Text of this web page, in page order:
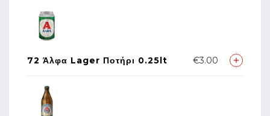
72 Άλφα Lager Ποτήρι 0.25lt €3.00